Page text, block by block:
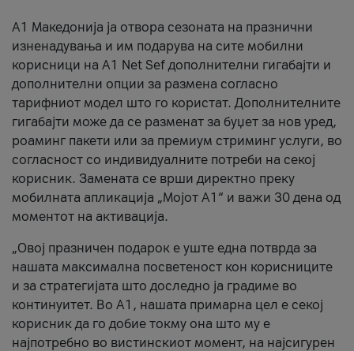
А1 Македонија ја отвора сезоната на празнични
изненадувања и им подарува на сите мобилни
корисници на A1 Net Sef дополнителни гигабајти и
дополнителни опции за размена согласно
тарифниот модел што го користат. Дополнителните
гигабајти може да се разменат за буџет за нов уред,
роаминг пакети или за премиум стриминг услуги, во
согласност со индивидуалните потреби на секој
корисник. Замената се врши директно преку
мобилната апликација „Мојот А1“ и важи 30 дена од
моментот на активација.
„Овој празничен подарок е уште една потврда за
нашата максимална посветеност кон корисниците
и за стратегијата што доследно ја градиме во
континуитет. Во А1, нашата примарна цел е секој
корисник да го добие токму она што му е
најпотребно во вистинскиот момент, на најсигурен